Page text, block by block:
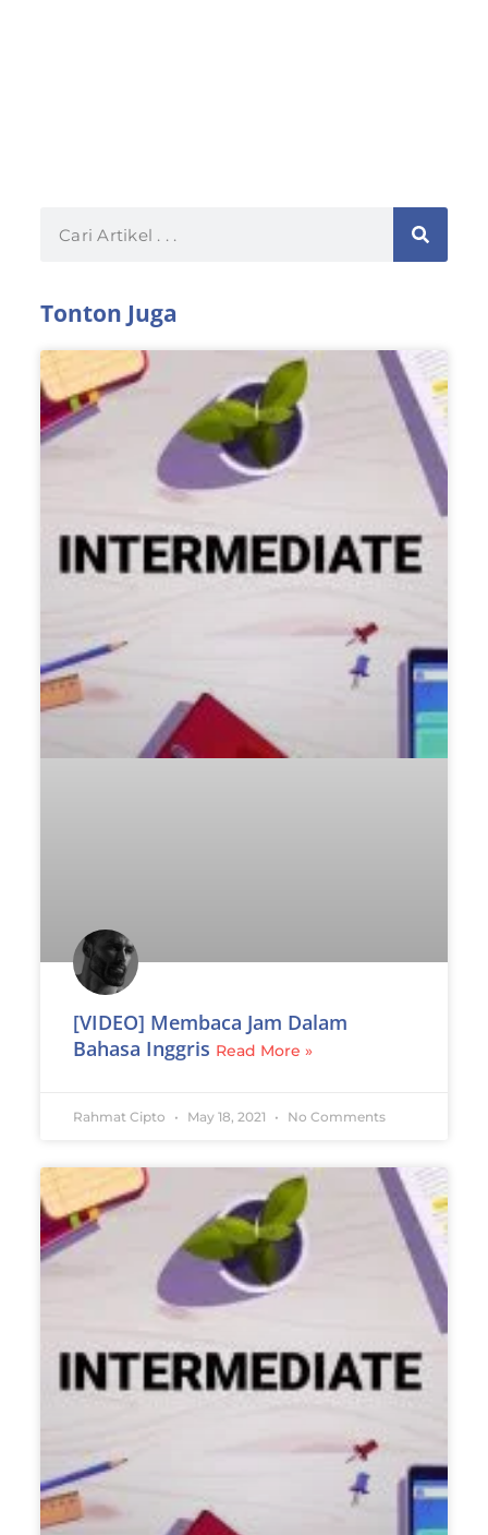
Tonton Juga
[VIDEO] Membaca Jam Dalam
Bahasa Inggris Read More »
Rahmat Cipto May 18, 2021 No Comments